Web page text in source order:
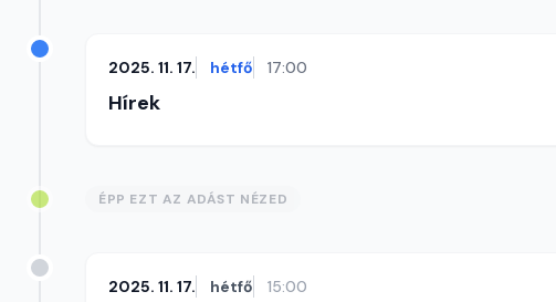
2025. 11. 17. hétfő 17:00
Hírek
ÉPP EZT AZ ADÁST NÉZED
2025. 11. 17. hétfő 15:00